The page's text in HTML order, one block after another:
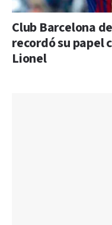
Club Barcelona
recordó su papel
Lionel